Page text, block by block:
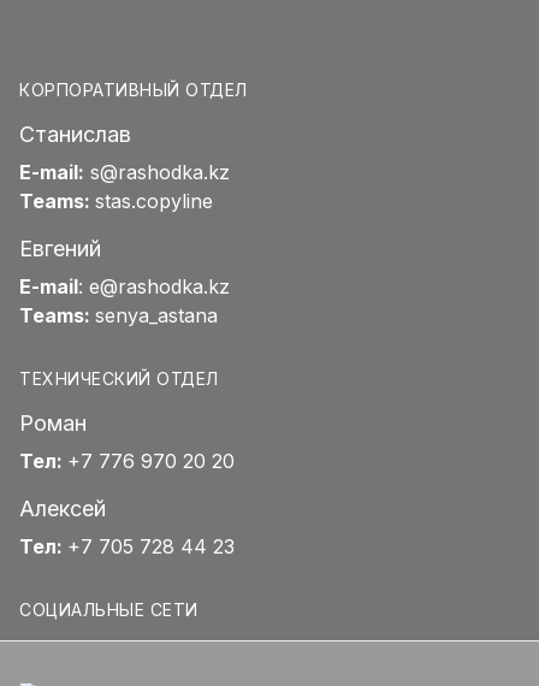
КОРПОРАТИВНЫЙ ОТДЕЛ
Станислав
E-mail: s@rashodka.kz
Teams: stas.copyline
Евгений
E-mail: e@rashodka.kz
Teams: senya_astana
ТЕХНИЧЕСКИЙ ОТДЕЛ
Роман
Тел: +7 776 970 20 20
Алексей
Тел: +7 705 728 44 23
СОЦИАЛЬНЫЕ СЕТИ